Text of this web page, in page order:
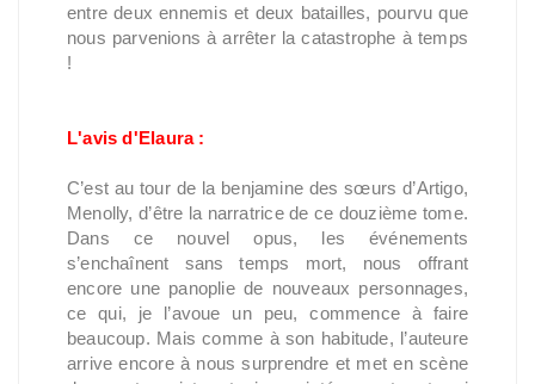
entre deux ennemis et deux batailles, pourvu que
nous parvenions à arrêter la catastrophe à temps
!
L'avis d'Elaura :
C’est au tour de la benjamine des sœurs d’Artigo,
Menolly, d’être la narratrice de ce douzième tome.
Dans ce nouvel opus, les événements
s’enchaînent sans temps mort, nous offrant
encore une panoplie de nouveaux personnages,
ce qui, je l’avoue un peu, commence à faire
beaucoup. Mais comme à son habitude, l’auteure
arrive encore à nous surprendre et met en scène